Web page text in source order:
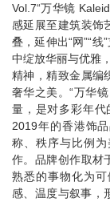
Vol.7“万华镜
感延展至建筑装饰
叠，延伸出“网”“
中绽放华丽与优雅
精神，精致金属编
奢华之美。“万华
量，是对多彩年
2019年的香港饰
称、秩序与比例
作。品牌创作取材
熟悉的事物化为
感、温度与叙事，